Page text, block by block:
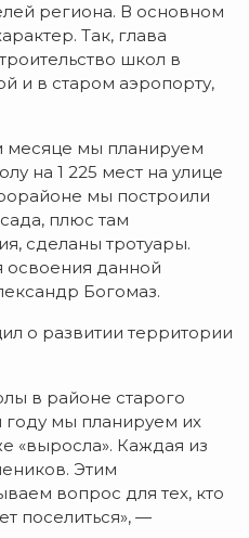
региона. В основном
Так, глава
школ в
и в старом аэропорту,
месяце мы планируем
на 1 225 мест на улице
мы построили
плюс там
сделаны тротуары.
освоения данной
Богомаз.
о развитии территории
в районе старого
мы планируем их
«выросла». Каждая из
Этим
вопрос для тех, кто
поселиться», —